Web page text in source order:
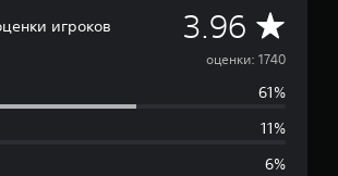
игроков 3.96 С
р
е
д
оценки: 1740
61%
11%
6%